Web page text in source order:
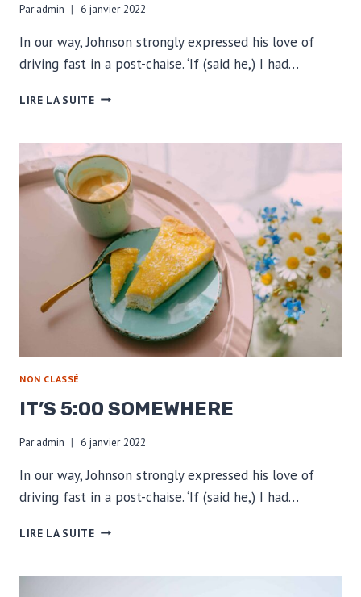
Par admin 6 janvier 2022
In our way, Johnson strongly expressed his love of
driving fast in a post-chaise. ‘If (said he,) I had…
LIRE LA SUITECOFFEE
PART
SELF-
CARE
NON CLASSÉ
IT’S 5:00 SOMEWHERE
Par admin 6 janvier 2022
In our way, Johnson strongly expressed his love of
driving fast in a post-chaise. ‘If (said he,) I had…
LIRE LA SUITEIT’S